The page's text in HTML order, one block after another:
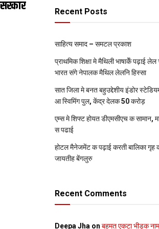
Recent Posts
साहित्य समाद – समटल प्रकाश
प्राथमिक शि‍क्षा मे मैथि‍ली भाषाकेँ पढ़ाई
भारत संगे नेपालक मैथिल लेलनि हिस्सा
सात जिला मे बनत बहुउद्देशीय इंडोर
आ स्विमिंग पुल, केंद्र देलक 50 करोड़
एम्स मे शिफ्ट होयत डीएमसीएच क सामान,
स पढाई
होटल मैनेजमेंट क पढ़ाई करती बालिका गृह
जायतीह बेंगलुरु
Recent Comments
Deepa Jha on बहुमत एकटा भीड़क